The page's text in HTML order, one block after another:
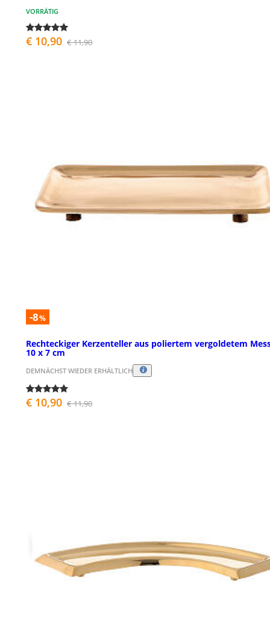
VORRÄTIG
€ 10,90 € 11,90
-8%
Rechteckiger Kerzenteller aus poliertem vergoldetem
10 x 7 cm
DEMNÄCHST WIEDER ERHÄLTLICH
€ 10,90 € 11,90